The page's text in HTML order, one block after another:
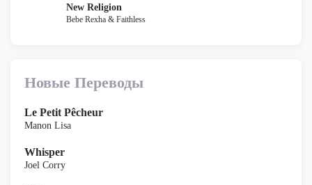
New Religion
Bebe Rexha & Faithless
Новые Переводы
Le Petit Pêcheur
Manon Lisa
Whisper
Joel Corry